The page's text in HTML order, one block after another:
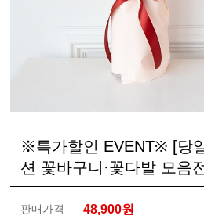
※특가할인 EVENT※ [당
션 꽃바구니·꽃다발 모음
판매가격 48,900원